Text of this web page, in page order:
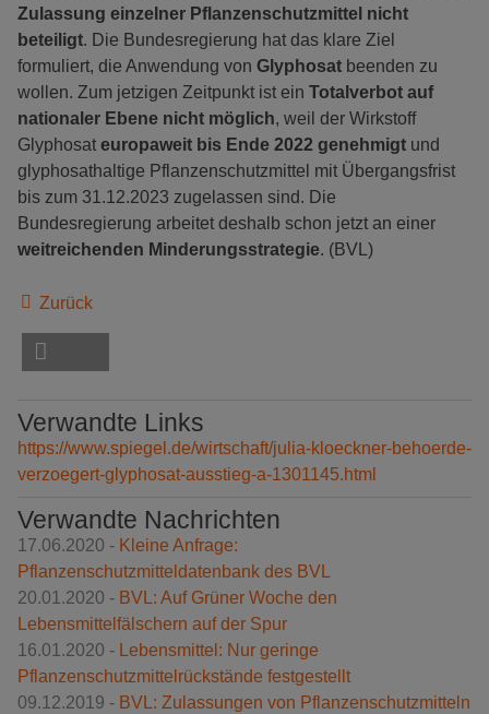
Zulassung einzelner Pflanzenschutzmittel nicht
beteiligt. Die Bundesregierung hat das klare Ziel
formuliert, die Anwendung von Glyphosat beenden zu
wollen. Zum jetzigen Zeitpunkt ist ein Totalverbot auf
nationaler Ebene nicht möglich, weil der Wirkstoff
Glyphosat europaweit bis Ende 2022 genehmigt und
glyphosathaltige Pflanzenschutzmittel mit Übergangsfrist
bis zum 31.12.2023 zugelassen sind. Die
Bundesregierung arbeitet deshalb schon jetzt an einer
weitreichenden Minderungsstrategie. (BVL)
Zurück
Verwandte Links
https://www.spiegel.de/wirtschaft/julia-kloeckner-behoerde-
verzoegert-glyphosat-ausstieg-a-1301145.html
Verwandte Nachrichten
17.06.2020 - Kleine Anfrage:
Pflanzenschutzmitteldatenbank des BVL
20.01.2020 - BVL: Auf Grüner Woche den
Lebensmittelfälschern auf der Spur
16.01.2020 - Lebensmittel: Nur geringe
Pflanzenschutzmittelrückstände festgestellt
09.12.2019 - BVL: Zulassungen von Pflanzenschutzmitteln